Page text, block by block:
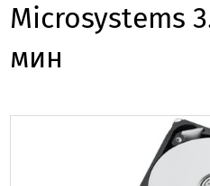
Microsystems
мин